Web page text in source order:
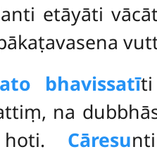
etāyāti
bhavissatī
na
Cāresu